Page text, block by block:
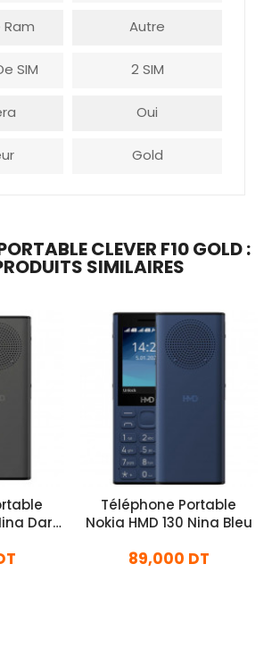
Autre
SIM 2 SIM
Oui
Gold
CLEVER F10 GOLD :
SIMILAIRES
Dark
Téléphone Portable
Nokia HMD 130 Nina Bleu
89,000 DT